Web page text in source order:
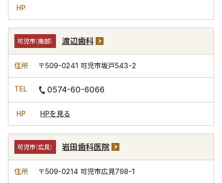
可児市（南部） 渡辺歯科
〒509-0241 可児市坂戸543-2
0574-60-6066
HPを見る
可児市（広見） 岩田歯科医院
〒509-0214 可児市広見798-1